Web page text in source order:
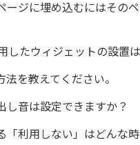
ージに埋め込むにはその
したウィジェットの設置
を教えてください。
し音は設定できますか？
「利用しない」はどんな